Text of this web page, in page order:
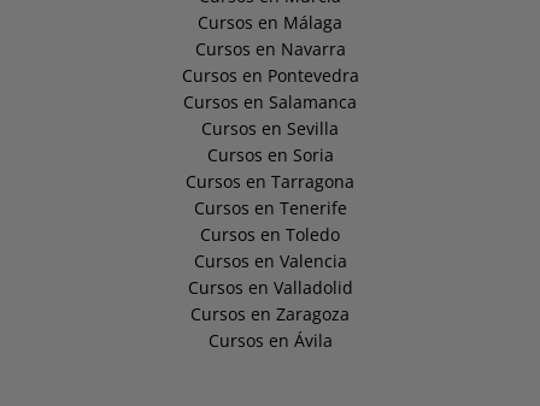
Cursos en Málaga
Cursos en Navarra
Cursos en Pontevedra
Cursos en Salamanca
Cursos en Sevilla
Cursos en Soria
Cursos en Tarragona
Cursos en Tenerife
Cursos en Toledo
Cursos en Valencia
Cursos en Valladolid
Cursos en Zaragoza
Cursos en Ávila